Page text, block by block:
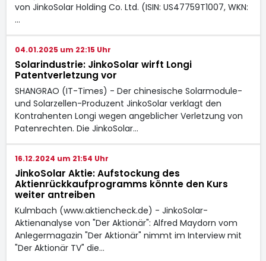
von JinkoSolar Holding Co. Ltd. (ISIN: US47759T1007, WKN:
…
04.01.2025 um 22:15 Uhr
Solarindustrie: JinkoSolar wirft Longi
Patentverletzung vor
SHANGRAO (IT-Times) - Der chinesische Solarmodule-
und Solarzellen-Produzent JinkoSolar verklagt den
Kontrahenten Longi wegen angeblicher Verletzung von
Patenrechten. Die JinkoSolar…
16.12.2024 um 21:54 Uhr
JinkoSolar Aktie: Aufstockung des
Aktienrückkaufprogramms könnte den Kurs
weiter antreiben
Kulmbach (www.aktiencheck.de) - JinkoSolar-
Aktienanalyse von "Der Aktionär": Alfred Maydorn vom
Anlegermagazin "Der Aktionär" nimmt im Interview mit
"Der Aktionär TV" die…